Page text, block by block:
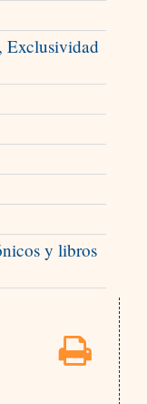
Exclusividad
y libros